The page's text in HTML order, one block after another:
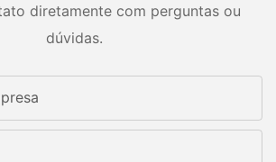
diretamente com perguntas ou
dúvidas.